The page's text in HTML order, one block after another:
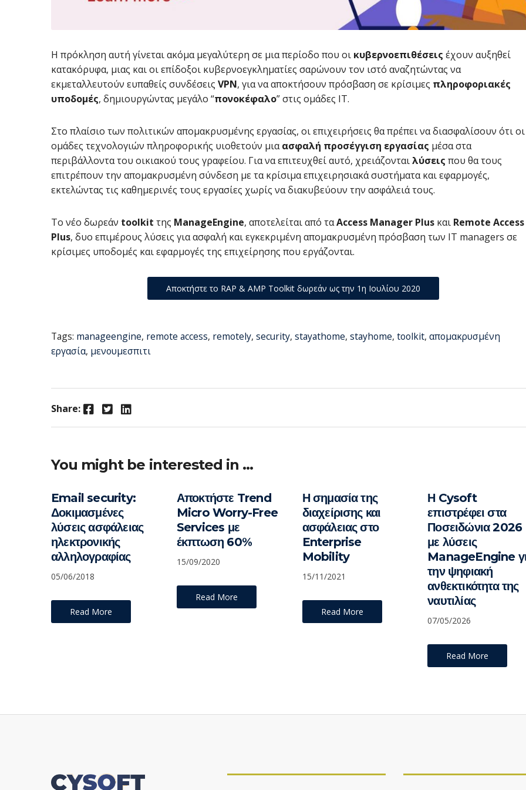
Η πρόκληση αυτή γίνεται ακόμα μεγαλύτερη σε μια περίοδο που οι κυβερνοεπιθέσεις έχουν αυξηθεί
κατακόρυφα, μιας και οι επίδοξοι κυβερνοεγκληματίες σαρώνουν τον ιστό αναζητώντας να
εκμεταλλευτούν ευπαθείς συνδέσεις VPN, για να αποκτήσουν πρόσβαση σε κρίσιμες πληροφοριακές
υποδομές, δημιουργώντας μεγάλο “πονοκέφαλο” στις ομάδες IT.
Στο πλαίσιο των πολιτικών απομακρυσμένης εργασίας, οι επιχειρήσεις θα πρέπει να διασφαλίσουν ότι οι
ομάδες τεχνολογιών πληροφορικής υιοθετούν μιαασφαλή προσέγγιση εργασίας μέσα στα
περιβάλλοντα του οικιακού τους γραφείου. Για να επιτευχθεί αυτό, χρειάζονταιλύσεις που θα τους
επιτρέπουν την απομακρυσμένη σύνδεση με τα κρίσιμα επιχειρησιακά συστήματα και εφαρμογές,
εκτελώντας τις καθημερινές τους εργασίες χωρίς να διακυβεύουν την ασφάλειά τους.
Το νέο δωρεάν toolkit της ManageEngine, αποτελείται από ταAccess Manager Plus και Remote Access
Plus, δυο επιμέρους λύσεις για ασφαλή και εγκεκριμένη απομακρυσμένη πρόσβαση των IT managers σε
κρίσιμες υποδομές και εφαρμογές της επιχείρησης που εργάζονται.
Αποκτήστε το RAP & AMP Toolkit δωρεάν ως την 1η Ιουλίου 2020
Tags: manageengine, remote access, remotely, security, stayathome, stayhome, toolkit, απομακρυσμένη
εργασία, μενουμεσπιτι
Share: Facebook Twitter LinkedIn
You might be interested in …
Email security:
Δοκιμασμένες
λύσεις ασφάλειας
ηλεκτρονικής
αλληλογραφίας
05/06/2018
Read More
Αποκτήστε Trend
Micro Worry-Free
Services με
έκπτωση 60%
15/09/2020
Read More
Η σημασία της
διαχείρισης και
ασφάλειας στο
Enterprise
Mobility
15/11/2021
Read More
Η Cysoft
επιστρέφει στα
Ποσειδώνια 2026
με λύσεις
ManageEngine
την ψηφιακή
ανθεκτικότητα της
ναυτιλίας
07/05/2026
Read More